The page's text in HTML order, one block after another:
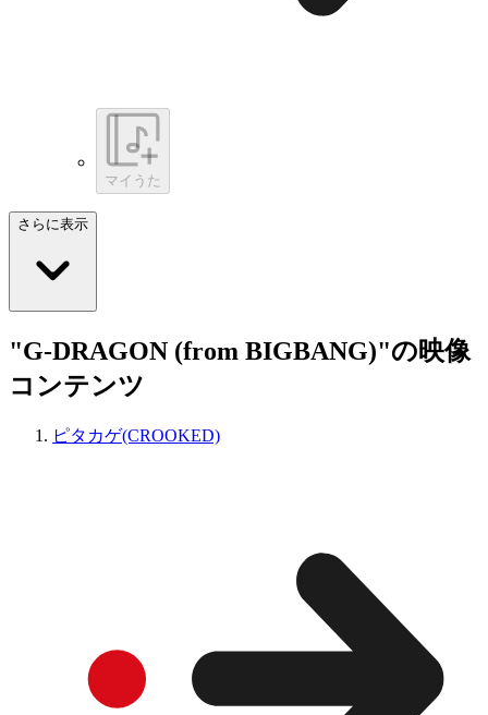
マイうた
さらに表示
"G-DRAGON (from BIGBANG)"の映像
コンテンツ
ピタカゲ(CROOKED)